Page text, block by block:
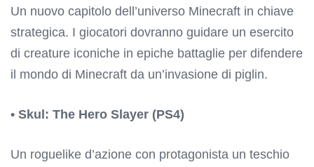
Un nuovo capitolo dell’universo Minecraft in chiave
strategica. I giocatori dovranno guidare un esercito
di creature iconiche in epiche battaglie per difendere
il mondo di Minecraft da un’invasione di piglin.
• Skul: The Hero Slayer (PS4)
Un roguelike d’azione con protagonista un teschio